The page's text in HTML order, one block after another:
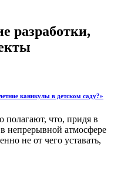
разработки,
каникулы в детском саду?»
полагают, что, придя в
в непрерывной атмосфере
не от чего уставать,